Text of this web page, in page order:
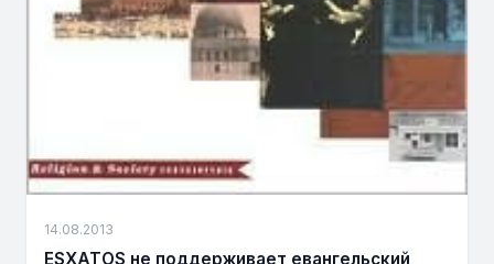
14.08.2013
ESXATOS не поддерживает евангельский